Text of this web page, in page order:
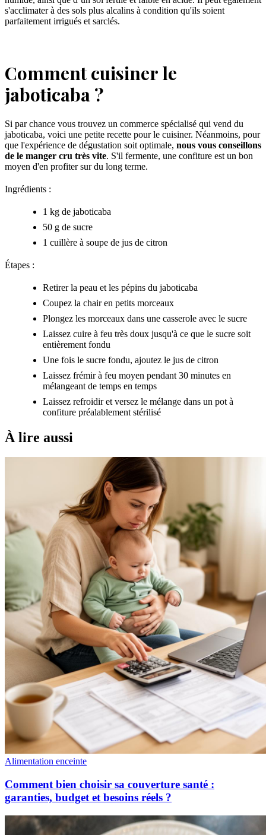
s'acclimater à des sols plus alcalins à condition qu'ils soient
parfaitement irrigués et sarclés.
Comment cuisiner le
jaboticaba ?
Si par chance vous trouvez un commerce spécialisé qui vend du
jaboticaba, voici une petite recette pour le cuisiner. Néanmoins, pour
que l'expérience de dégustation soit optimale, nous vous conseillons
de le manger cru très vite. S'il fermente, une confiture est un bon
moyen d'en profiter sur du long terme.
Ingrédients :
1 kg de jaboticaba
50 g de sucre
1 cuillère à soupe de jus de citron
Étapes :
Retirer la peau et les pépins du jaboticaba
Coupez la chair en petits morceaux
Plongez les morceaux dans une casserole avec le sucre
Laissez cuire à feu très doux jusqu'à ce que le sucre soit
entièrement fondu
Une fois le sucre fondu, ajoutez le jus de citron
Laissez frémir à feu moyen pendant 30 minutes en
mélangeant de temps en temps
Laissez refroidir et versez le mélange dans un pot à
confiture préalablement stérilisé
À lire aussi
Alimentation enceinte
Comment bien choisir sa couverture santé :
garanties, budget et besoins réels ?